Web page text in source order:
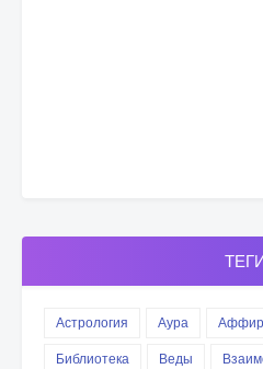
Астрология Аура
Библиотека
Веды